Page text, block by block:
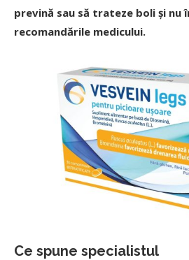
prevină sau să trateze boli și nu
recomandările medicului.
Ce spune specialistul